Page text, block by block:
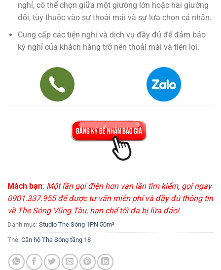
nghỉ, có thể chọn giữa một giường lớn hoặc hai giường
đôi, tùy thuộc vào sự thoải mái và sự lựa chọn cá nhân.
Cung cấp các tiện nghi và dịch vụ đầy đủ để đảm bảo
kỳ nghỉ của khách hàng trở nên thoải mái và tiện lợi.
Mách bạn: Một lần gọi điện hơn vạn lần tìm kiếm, gọi ngay
0901.337.955 để được tư vấn miễn phí và đầy đủ thông tin
về The Sóng Vũng Tàu, hạn chế tối đa bị lừa đảo!
Danh mục: Studio The Sóng 1PN 50m²
Thẻ: Căn hộ The Sóng tầng 18